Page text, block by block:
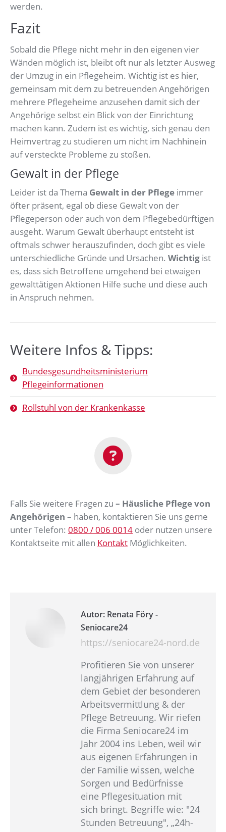
werden.
Fazit
Sobald die Pflege nicht mehr in den eigenen vier
Wänden möglich ist, bleibt oft nur als letzter Ausweg
der Umzug in ein Pflegeheim. Wichtig ist es hier,
gemeinsam mit dem zu betreuenden Angehörigen
mehrere Pflegeheime anzusehen damit sich der
Angehörige selbst ein Blick von der Einrichtung
machen kann. Zudem ist es wichtig, sich genau den
Heimvertrag zu studieren um nicht im Nachhinein
auf versteckte Probleme zu stoßen.
Gewalt in der Pflege
Leider ist da Thema Gewalt in der Pflege immer
öfter präsent, egal ob diese Gewalt von der
Pflegeperson oder auch von dem Pflegebedürftigen
ausgeht. Warum Gewalt überhaupt entsteht ist
oftmals schwer herauszufinden, doch gibt es viele
unterschiedliche Gründe und Ursachen. Wichtig ist
es, dass sich Betroffene umgehend bei etwaigen
gewalttätigen Aktionen Hilfe suche und diese auch
in Anspruch nehmen.
Weitere Infos & Tipps:
Bundesgesundheitsministerium
Pflegeinformationen
Rollstuhl von der Krankenkasse
Falls Sie weitere Fragen zu – Häusliche Pflege von
Angehörigen – haben, kontaktieren Sie uns gerne
unter Telefon: 0800 / 006 0014 oder nutzen unsere
Kontaktseite mit allen Kontakt Möglichkeiten.
Autor: Renata Föry -
Seniocare24
https://seniocare24-nord.de
Profitieren Sie von unserer
langjährigen Erfahrung auf
dem Gebiet der besonderen
Arbeitsvermittlung & der
Pflege Betreuung. Wir riefen
die Firma Seniocare24 im
Jahr 2004 ins Leben, weil wir
aus eigenen Erfahrungen in
der Familie wissen, welche
Sorgen und Bedürfnisse
eine Pflegesituation mit
sich bringt. Begriffe wie: "24
Stunden Betreuung", „24h-